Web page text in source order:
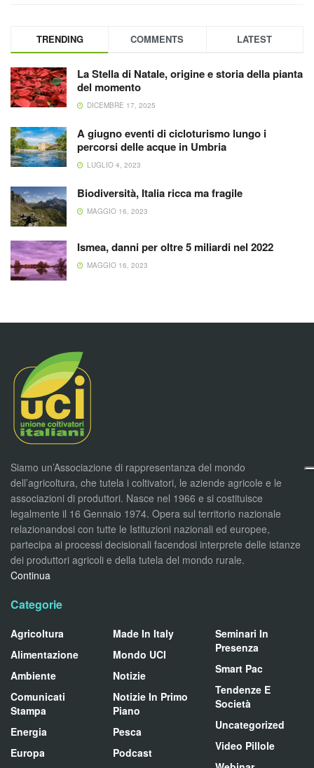
TRENDING COMMENTS LATEST
La Stella di Natale, origine e storia della pianta
del momento
DICEMBRE 17, 2025
A giugno eventi di cicloturismo lungo i
percorsi delle acque in Umbria
LUGLIO 4, 2023
Biodiversità, Italia ricca ma fragile
MAGGIO 16, 2023
Ismea, danni per oltre 5 miliardi nel 2022
MAGGIO 16, 2023
Siamo un’Associazione di rappresentanza del mondo
dell’agricoltura, che tutela i coltivatori, le aziende agricole e le
associazioni di produttori. Nasce nel 1966 e si costituisce
legalmente il 16 Gennaio 1974. Opera sul territorio nazionale
relazionandosi con tutte le Istituzioni nazionali ed europee,
partecipa ai processi decisionali facendosi interprete delle istanze
dei produttori agricoli e della tutela del mondo rurale.
Continua
Categorie
Agricoltura
Alimentazione
Ambiente
Comunicati
Stampa
Energia
Europa
Made In Italy
Mondo UCI
Notizie
Notizie In Primo
Piano
Pesca
Podcast
Seminari In
Presenza
Smart Pac
Tendenze E
Società
Uncategorized
Video Pillole